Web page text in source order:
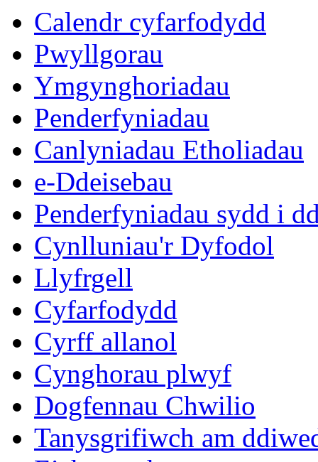
Calendr cyfarfodydd
Pwyllgorau
Ymgynghoriadau
Penderfyniadau
Canlyniadau Etholiadau
e-Ddeisebau
Penderfyniadau sydd i
Cynlluniau'r Dyfodol
Llyfrgell
Cyfarfodydd
Cyrff allanol
Cynghorau plwyf
Dogfennau Chwilio
Tanysgrifiwch am